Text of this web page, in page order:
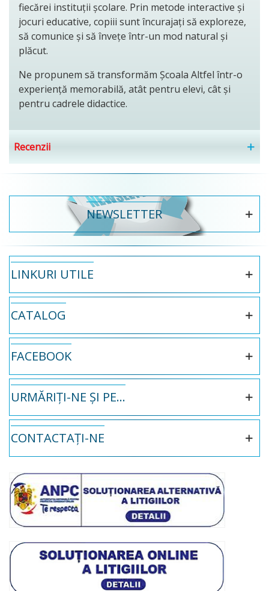
fiecărei instituții școlare. Prin metode interactive și
jocuri educative, copiii sunt încurajați să exploreze,
să comunice și să învețe într-un mod natural și
plăcut.
Ne propunem să transformăm Școala Altfel într-o
experiență memorabilă, atât pentru elevi, cât și
pentru cadrele didactice.
Recenzii
NEWSLETTER
LINKURI UTILE
CATALOG
FACEBOOK
URMĂRIȚI-NE ȘI PE...
CONTACTAȚI-NE